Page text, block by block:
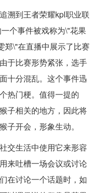
溯到王者荣耀kpl职业联
个事件被戏称为\"花果
郑\"在直播中展示了比赛
于比赛形势紧张，选手
十分混乱。这个事件迅
热门梗。值得一提的
子相关的地方，因此将
子开会，形象生动。
交生活中使用它来形容
来吐槽一场会议或讨论
在讨论一个话题时，如